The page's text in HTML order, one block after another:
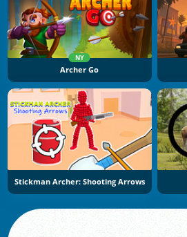
NY
Archer Go
Stickman Archer: Shooting Arrows